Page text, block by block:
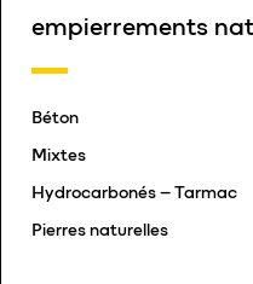
empierrements
Béton
Mixtes
Hydrocarbonés – Tarmac
Pierres naturelles